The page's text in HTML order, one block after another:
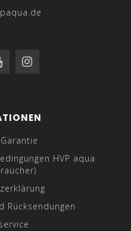
HVP aqua
Rücksendungen